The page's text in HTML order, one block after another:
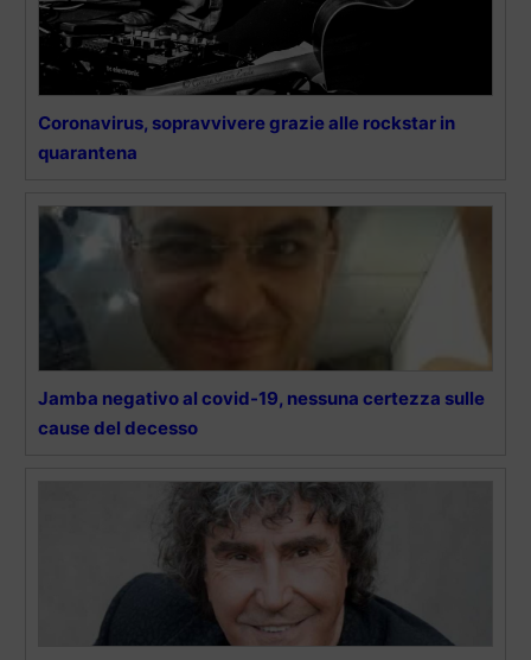
Coronavirus, sopravvivere grazie alle rockstar in
quarantena
Jamba negativo al covid-19, nessuna certezza sulle
cause del decesso